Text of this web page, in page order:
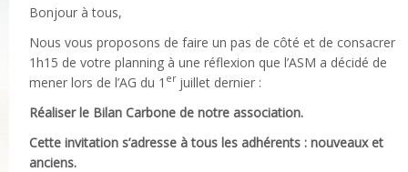
Bonjour à tous,
Nous vous proposons de faire un pas de côté et de consacrer
1h15 de votre planning à une réflexion que l’ASM a décidé de
mener lors de l’AG du 1 erjuillet dernier :
Réaliser le Bilan Carbone de notre association.
Cette invitation s’adresse à tous les adhérents : nouveaux et
anciens.